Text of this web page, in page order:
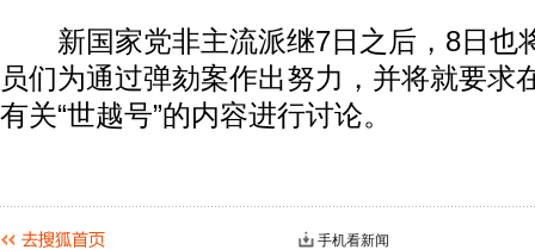
新国家党非主流派继7日之后，8日也
员们为通过弹劾案作出努力，并将就要求
有关“世越号”的内容进行讨论。
手机看新闻